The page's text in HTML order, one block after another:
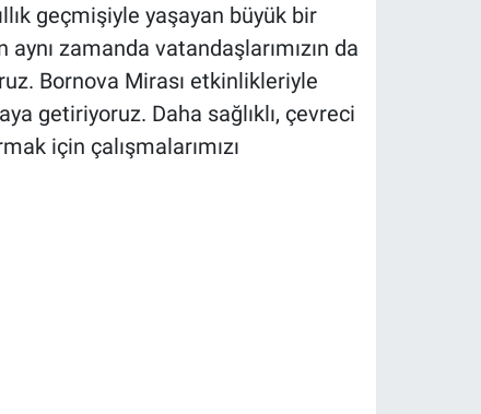
geçmişiyle yaşayan büyük bir
zamanda vatandaşlarımızın da
Bornova Mirası etkinlikleriyle
getiriyoruz. Daha sağlıklı, çevreci
için çalışmalarımızı